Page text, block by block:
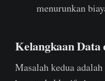
menurunkan
Kelangkaan Data
Masalah kedua